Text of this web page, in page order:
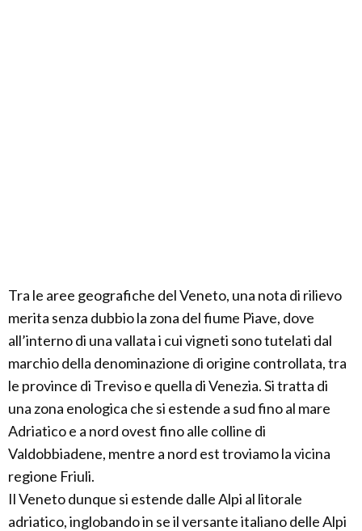
Tra le aree geografiche del Veneto, una nota di rilievo
merita senza dubbio la zona del fiume Piave, dove
all’interno di una vallata i cui vigneti sono tutelati dal
marchio della denominazione di origine controllata, tra
le province di Treviso e quella di Venezia. Si tratta di
una zona enologica che si estende a sud fino al mare
Adriatico e a nord ovest fino alle colline di
Valdobbiadene, mentre a nord est troviamo la vicina
regione Friuli.
Il Veneto dunque si estende dalle Alpi al litorale
adriatico, inglobando in se il versante italiano delle Alpi